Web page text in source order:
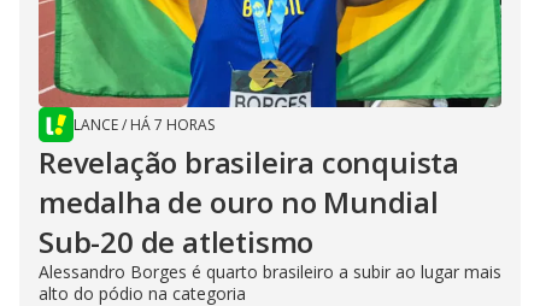
LANCE/ HÁ 7 HORAS
Revelação brasileira conquista
medalha de ouro no Mundial
Sub-20 de atletismo
Alessandro Borges é quarto brasileiro a subir ao lugar mais
alto do pódio na categoria